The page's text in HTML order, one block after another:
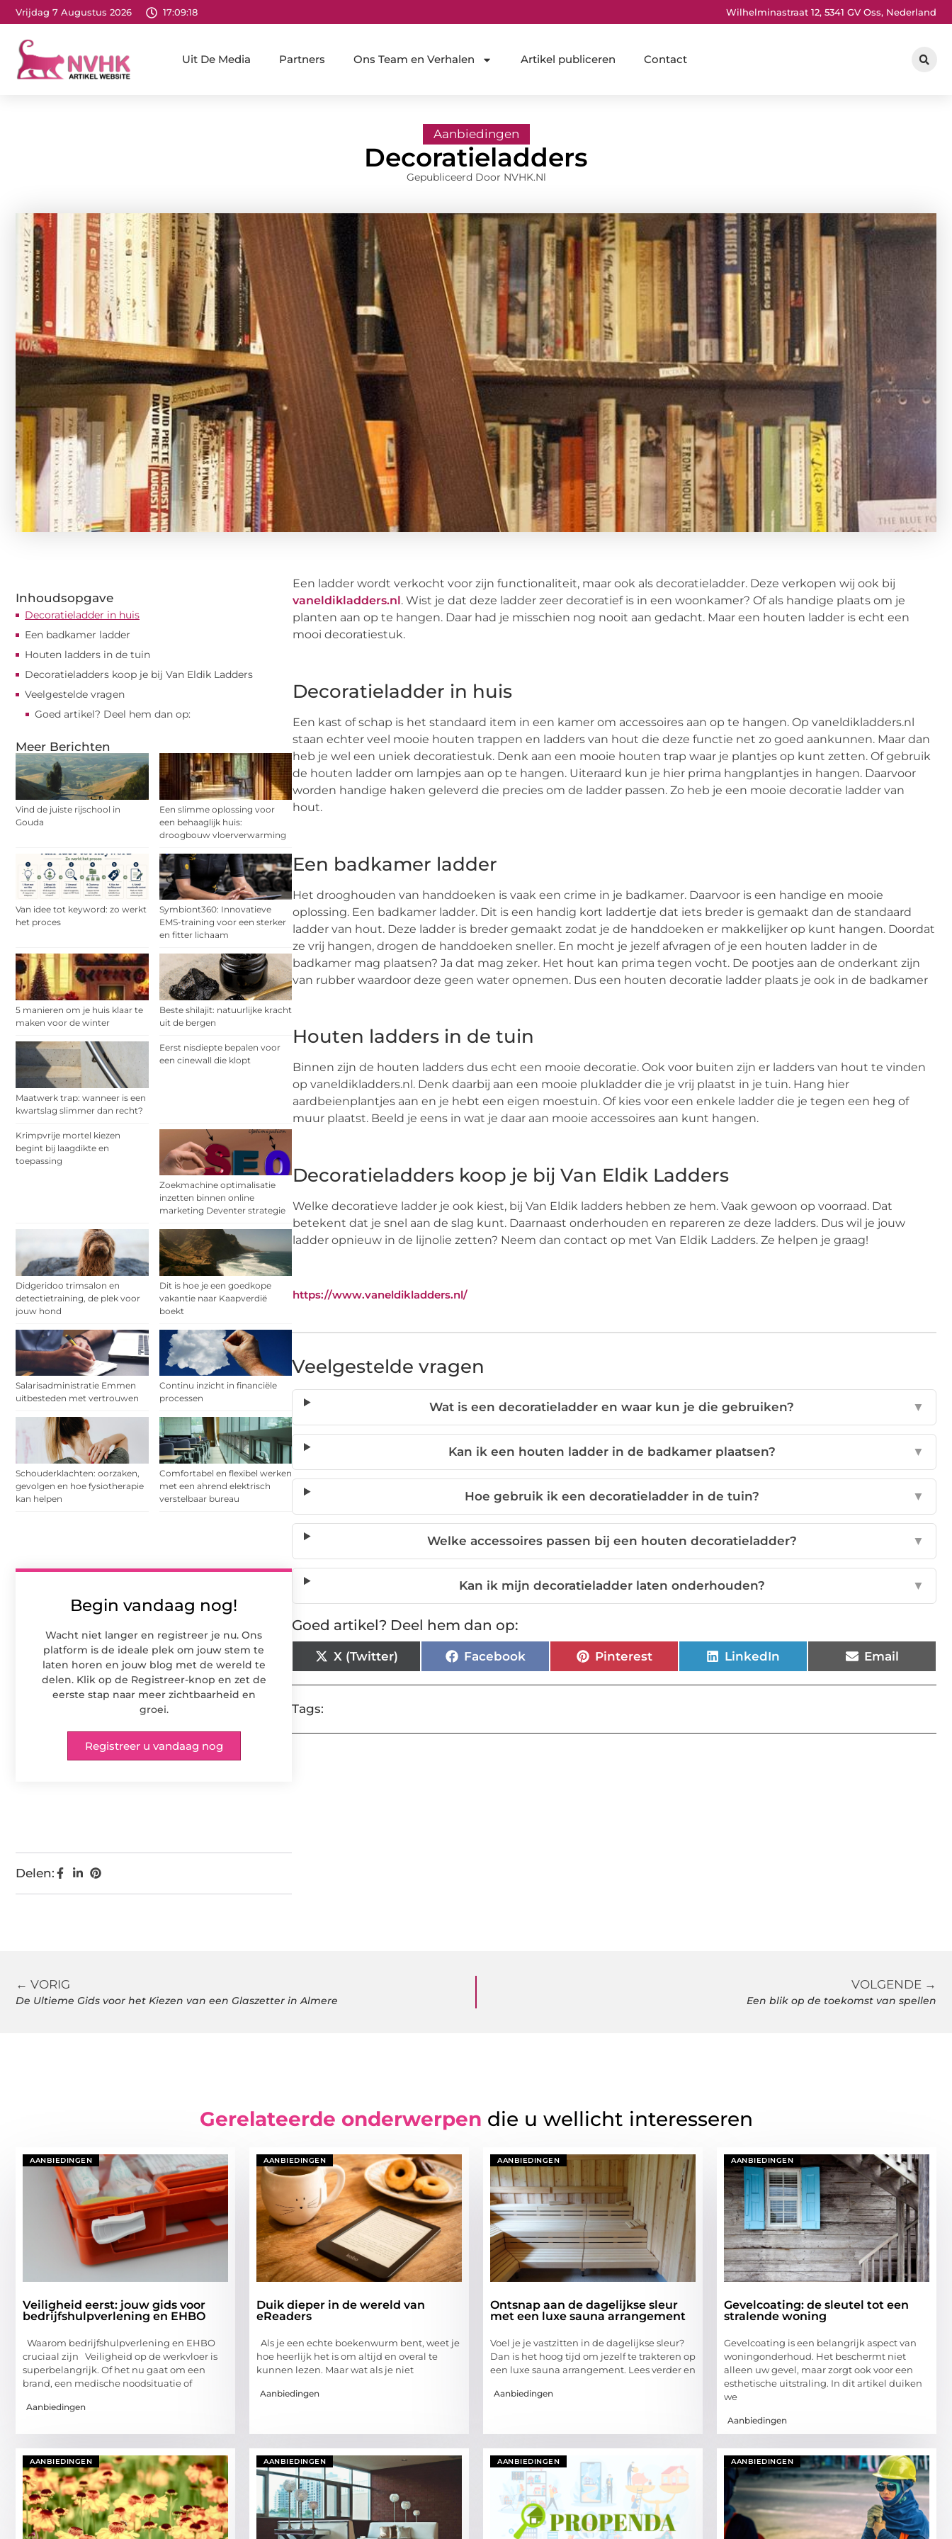
Vrijdag 7 Augustus 2026 17:09:20 Wilhelminastraat 12, 5341 GV Oss, Nederland
Uit De Media Partners Ons Team en Verhalen Artikel publiceren Contact
Aanbiedingen
Decoratieladders
Gepubliceerd Door NVHK.nl
Inhoudsopgave
Decoratieladder in huis
Een badkamer ladder
Houten ladders in de tuin
Decoratieladders koop je bij Van Eldik Ladders
Veelgestelde vragen
Goed artikel? Deel hem dan op:
Meer Berichten
Vind de juiste rijschool in
Gouda
Een slimme oplossing voor
een behaaglijk huis:
droogbouw vloerverwarming
Van idee tot keyword: zo werkt
het proces
Symbiont360: Innovatieve
EMS-training voor een sterker
en fitter lichaam
5 manieren om je huis klaar te
maken voor de winter
Beste shilajit: natuurlijke kracht
uit de bergen
Maatwerk trap: wanneer is een
kwartslag slimmer dan recht?
Eerst nisdiepte bepalen voor
een cinewall die klopt
Krimpvrije mortel kiezen
begint bij laagdikte en
toepassing
Zoekmachine optimalisatie
inzetten binnen online
marketing Deventer strategie
Didgeridoo trimsalon en
detectietraining, de plek voor
jouw hond
Dit is hoe je een goedkope
vakantie naar Kaapverdië
boekt
Salarisadministratie Emmen
uitbesteden met vertrouwen
Continu inzicht in financiële
processen
Schouderklachten: oorzaken,
gevolgen en hoe fysiotherapie
kan helpen
Comfortabel en flexibel werken
met een ahrend elektrisch
verstelbaar bureau
Begin vandaag nog!
Wacht niet langer en registreer je nu. Ons
platform is de ideale plek om jouw stem te
laten horen en jouw blog met de wereld te
delen. Klik op de Registreer-knop en zet de
eerste stap naar meer zichtbaarheid en
groei.
Registreer u vandaag nog
Delen:
Een ladder wordt verkocht voor zijn functionaliteit, maar ook als decoratieladder. Deze verkopen wij ook bij
vaneldikladders.nl. Wist je dat deze ladder zeer decoratief is in een woonkamer? Of als handige plaats om je
planten aan op te hangen. Daar had je misschien nog nooit aan gedacht. Maar een houten ladder is echt een
mooi decoratiestuk.
Decoratieladder in huis
Een kast of schap is het standaard item in een kamer om accessoires aan op te hangen. Op vaneldikladders.nl
staan echter veel mooie houten trappen en ladders van hout die deze functie net zo goed aankunnen. Maar dan
heb je wel een uniek decoratiestuk. Denk aan een mooie houten trap waar je plantjes op kunt zetten. Of gebruik
de houten ladder om lampjes aan op te hangen. Uiteraard kun je hier prima hangplantjes in hangen. Daarvoor
worden handige haken geleverd die precies om de ladder passen. Zo heb je een mooie decoratie ladder van
hout.
Een badkamer ladder
Het drooghouden van handdoeken is vaak een crime in je badkamer. Daarvoor is een handige en mooie
oplossing. Een badkamer ladder. Dit is een handig kort laddertje dat iets breder is gemaakt dan de standaard
ladder van hout. Deze ladder is breder gemaakt zodat je de handdoeken er makkelijker op kunt hangen. Doordat
ze vrij hangen, drogen de handdoeken sneller. En mocht je jezelf afvragen of je een houten ladder in de
badkamer mag plaatsen? Ja dat mag zeker. Het hout kan prima tegen vocht. De pootjes aan de onderkant zijn
van rubber waardoor deze geen water opnemen. Dus een houten decoratie ladder plaats je ook in de badkamer
Houten ladders in de tuin
Binnen zijn de houten ladders dus echt een mooie decoratie. Ook voor buiten zijn er ladders van hout te vinden
op vaneldikladders.nl. Denk daarbij aan een mooie plukladder die je vrij plaatst in je tuin. Hang hier
aardbeienplantjes aan en je hebt een eigen moestuin. Of kies voor een enkele ladder die je tegen een heg of
muur plaatst. Beeld je eens in wat je daar aan mooie accessoires aan kunt hangen.
Decoratieladders koop je bij Van Eldik Ladders
Welke decoratieve ladder je ook kiest, bij Van Eldik ladders hebben ze hem. Vaak gewoon op voorraad. Dat
betekent dat je snel aan de slag kunt. Daarnaast onderhouden en repareren ze deze ladders. Dus wil je jouw
ladder opnieuw in de lijnolie zetten? Neem dan contact op met Van Eldik Ladders. Ze helpen je graag!
https://www.vaneldikladders.nl/
Veelgestelde vragen
Wat is een decoratieladder en waar kun je die gebruiken? ▼
Kan ik een houten ladder in de badkamer plaatsen? ▼
Hoe gebruik ik een decoratieladder in de tuin? ▼
Welke accessoires passen bij een houten decoratieladder? ▼
Kan ik mijn decoratieladder laten onderhouden? ▼
Goed artikel? Deel hem dan op:
X (Twitter) Facebook Pinterest LinkedIn Email
Tags:
← VORIG
De Ultieme Gids voor het Kiezen van een Glaszetter in Almere
VOLGENDE →
Een blik op de toekomst van spellen
Gerelateerde onderwerpen die u wellicht interesseren
AANBIEDINGEN
Veiligheid eerst: jouw gids voor
bedrijfshulpverlening en EHBO
Waarom bedrijfshulpverlening en EHBO
cruciaal zijn Veiligheid op de werkvloer is
superbelangrijk. Of het nu gaat om een
brand, een medische noodsituatie of
Aanbiedingen
AANBIEDINGEN
Duik dieper in de wereld van
eReaders
Als je een echte boekenwurm bent, weet je
hoe heerlijk het is om altijd en overal te
kunnen lezen. Maar wat als je niet
Aanbiedingen
AANBIEDINGEN
Ontsnap aan de dagelijkse sleur
met een luxe sauna arrangement
Voel je je vastzitten in de dagelijkse sleur?
Dan is het hoog tijd om jezelf te trakteren op
een luxe sauna arrangement. Lees verder en
Aanbiedingen
AANBIEDINGEN
Gevelcoating: de sleutel tot een
stralende woning
Gevelcoating is een belangrijk aspect van
woningonderhoud. Het beschermt niet
alleen uw gevel, maar zorgt ook voor een
esthetische uitstraling. In dit artikel duiken
we
Aanbiedingen
AANBIEDINGEN AANBIEDINGEN AANBIEDINGEN AANBIEDINGEN